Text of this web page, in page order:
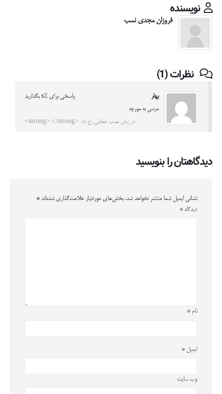
نویسنده
فروزان مجدی نسب
نظرات (1)
بهار پاسخی برای %s بگذارید
مرسی به مورچه
در زمان نصب خطایی رخ داد: <strong> </strong>
دیدگاهتان را بنویسید
نشانی ایمیل شما منتشر نخواهد شد. بخش‌های موردنیاز علامت‌گذاری شده‌اند *
دیدگاه *
نام *
ایمیل *
وب‌ سایت